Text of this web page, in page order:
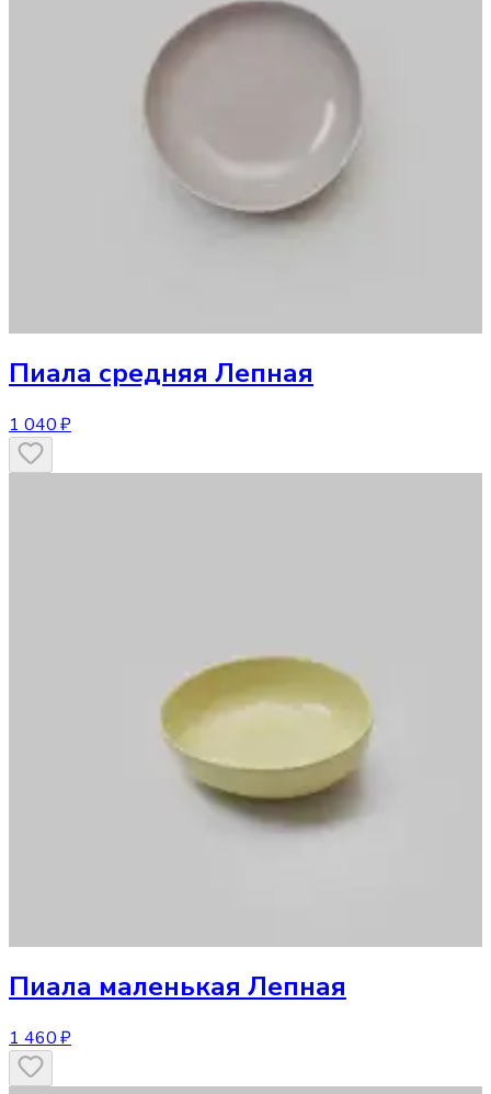
Пиала средняя Лепная
1 040 ₽
Пиала маленькая Лепная
1 460 ₽